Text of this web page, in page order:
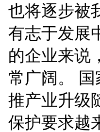
也将逐步被
有志于发展
的企业来说
常广阔。
推产业升级
保护要求越